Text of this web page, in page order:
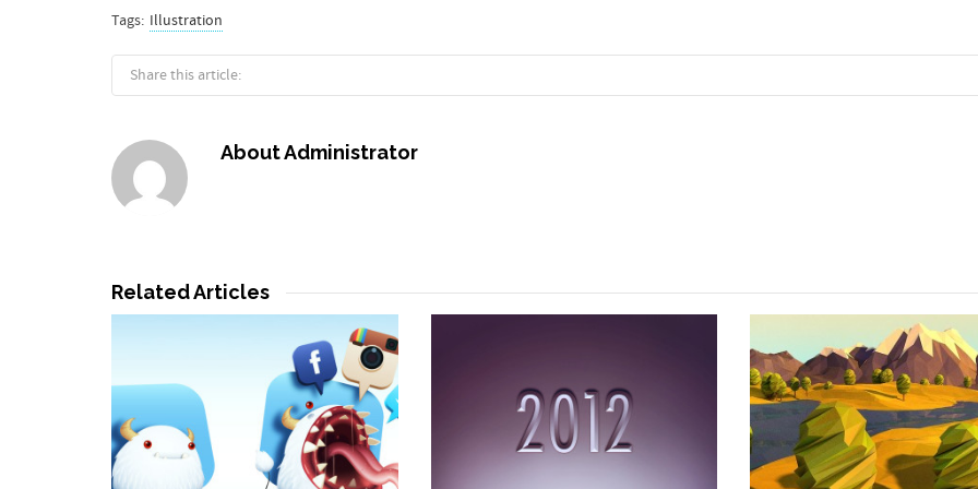
Tags: Illustration
Share this article:
AboutAdministrator
Related Articles